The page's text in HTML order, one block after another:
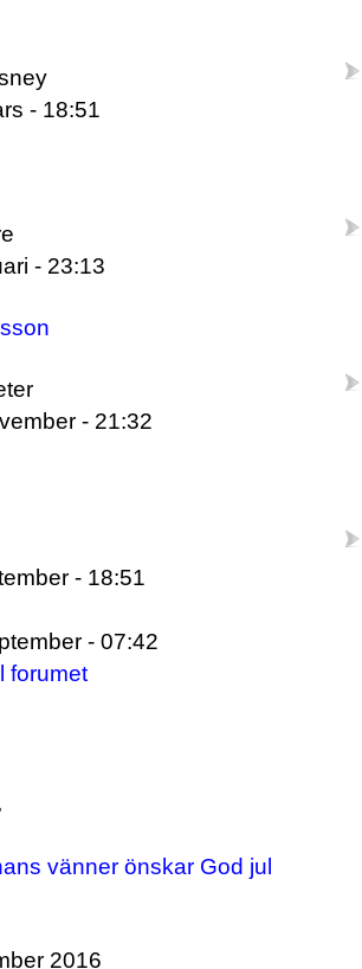
- 18:51
- 23:13
- 21:32
- 18:51
- 07:42
forumet
vänner önskar God jul
2016